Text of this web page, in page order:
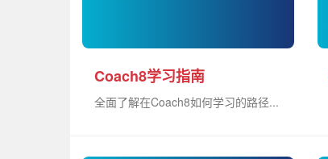
Coach8学习指南
全面了解在Coach8如何学习的路径...